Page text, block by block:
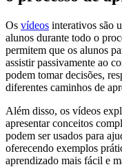
Os vídeos interativos são
alunos durante todo o
permitem que os alunos
assistir passivamente ao
podem tomar decisões,
diferentes caminhos de
Além disso, os vídeos
apresentar conceitos
podem ser usados para
oferecendo exemplos
aprendizado mais fácil e